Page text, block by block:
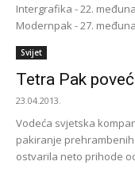
Intergrafika - 22.
Modernpak - 27.
Svijet
Tetra Pak
23.04.2013.
Vodeća svjetska
pakiranje
ostvarila neto prihode